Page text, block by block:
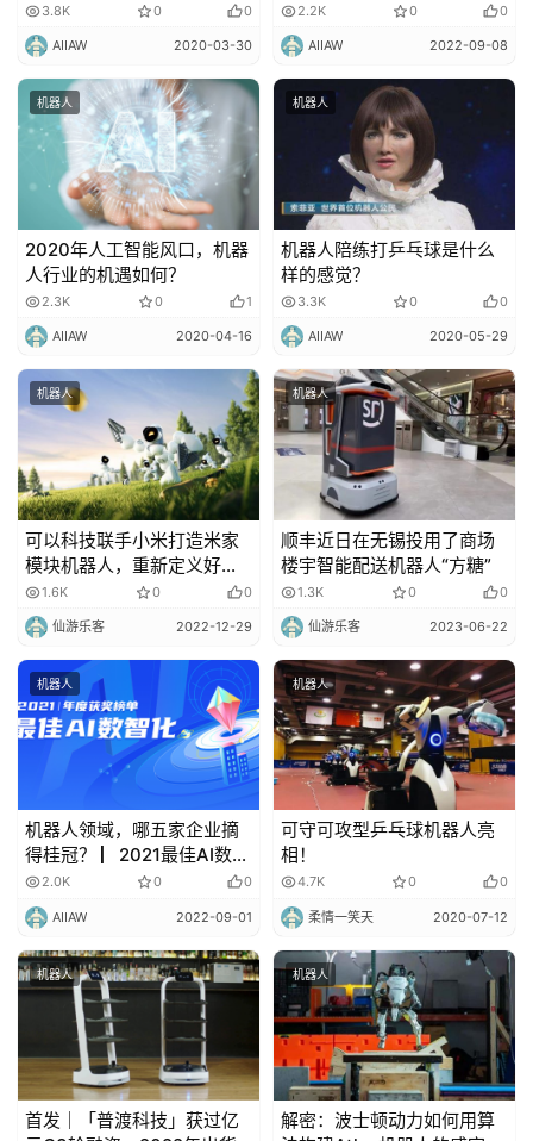
3.8K 0 0
AIIAW 2020-03-30
2.2K 0 0
AIIAW 2022-09-08
机器人
2020年人工智能风口，机器
人行业的机遇如何？
2.3K 0 1
AIIAW 2020-04-16
机器人
机器人陪练打乒乓球是什么
样的感觉？
3.3K 0 0
AIIAW 2020-05-29
机器人
可以科技联手小米打造米家
模块机器人，重新定义好玩
具1.6K 0 0
仙游乐客 2022-12-29
机器人
顺丰近日在无锡投用了商场
楼宇智能配送机器人“方糖”
1.3K 0 0
仙游乐客 2023-06-22
机器人
机器人领域，哪五家企业摘
得桂冠？ ▏2021最佳AI数智
化榜单
2.0K 0 0
AIIAW 2022-09-01
机器人
可守可攻型乒乓球机器人亮
相！
4.7K 0 0
柔情一笑天 2020-07-12
机器人
首发｜「普渡科技」获过亿
机器人
解密：波士顿动力如何用算